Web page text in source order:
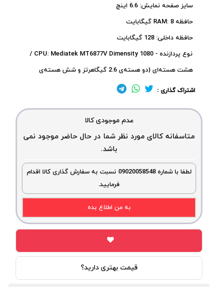
سایز صفحه نمایش: 6.6 اینچ
حافظه RAM: 8 گیگابایت
حافظه داخلی: 128 گیگابایت
نوع پردازنده - CPU: Mediatek MT6877V Dimensity 1080 /
هشت هسته‌ای (دو هسته‌ی 2.6 گیگاهرتز و شش هسته‌ی
اشتراک گذاری :
عدم موجودی کالا
متاسفانه کالای مورد نظر شما در حال حاضر موجود نمی
باشد.
لطفا با شماره 09020058548 نسبت به سفارش گذاری کالا اقدام
فرمایید.
به من اطلاع بده
قیمت بهتری دارید؟